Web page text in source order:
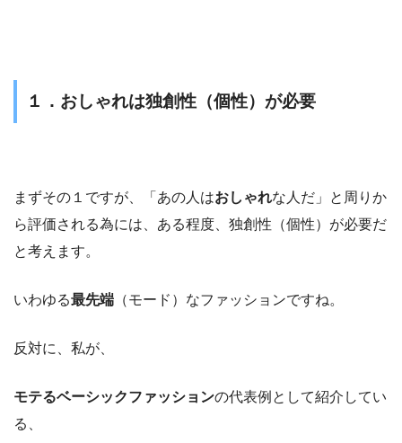
１．おしゃれは独創性（個性）が必要
まずその１ですが、「あの人はおしゃれな人だ」と周りか
ら評価される為には、ある程度、独創性（個性）が必要だ
と考えます。
いわゆる最先端 （モード）なファッションですね。
反対に、私が、
モテるベーシックファッションの代表例として紹介してい
る、